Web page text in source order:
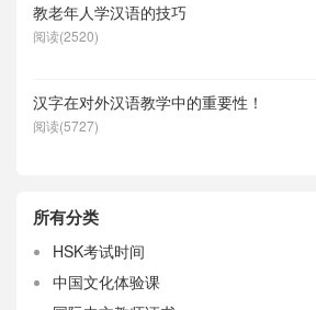
教老年人学汉语的技巧
阅读(2520)
汉字在对外汉语教学中的重要性！
阅读(5727)
所有分类
HSK考试时间
中国文化体验课